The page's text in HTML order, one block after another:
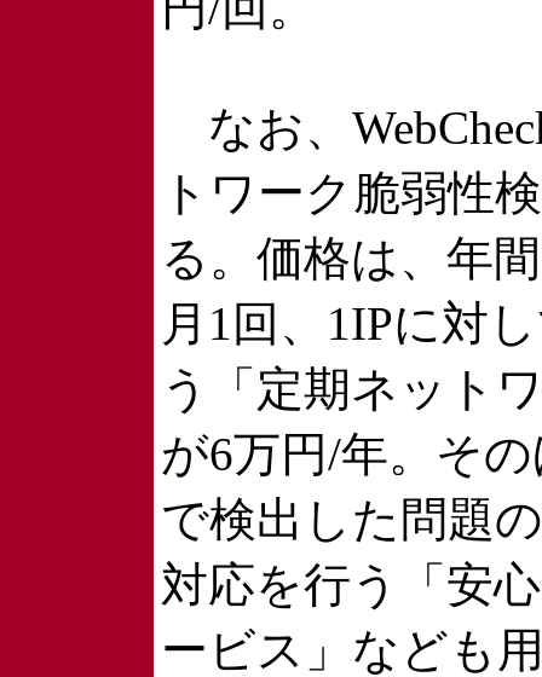
なお、
トワーク脆弱性
る。価格は、年
月1回、1IPに対
う「定期ネット
が6万円/年。そ
で検出した問題
対応を行う「安
ービス」なども